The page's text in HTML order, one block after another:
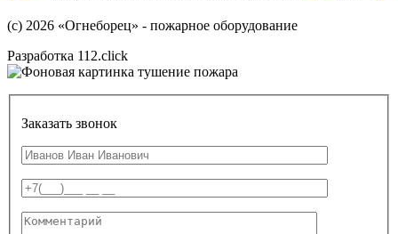
(с) 2026 «Огнеборец» - пожарное оборудование
Разработка 112.click
Заказать звонок